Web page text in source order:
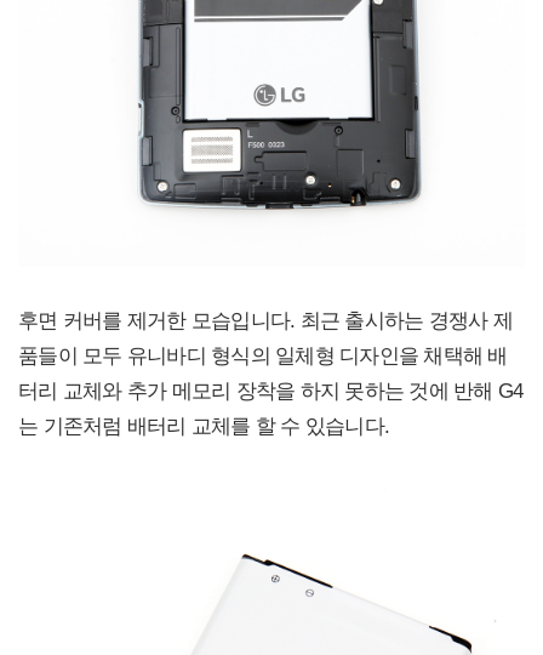
후면 커버를 제거한 모습입니다. 최근 출시하는 경쟁사 제
품들이 모두 유니바디 형식의 일체형 디자인을 채택해 배
터리 교체와 추가 메모리 장착을 하지 못하는 것에 반해 G4
는 기존처럼 배터리 교체를 할 수 있습니다.